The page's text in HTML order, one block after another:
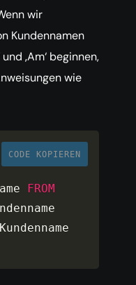
wir
Kundennamen
‚Am‘ beginnen,
wie
CODE KOPIEREN
FROM